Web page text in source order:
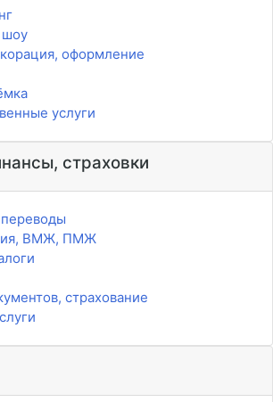
шоу
оформление
услуги
страховки
ВМЖ, ПМЖ
страхование